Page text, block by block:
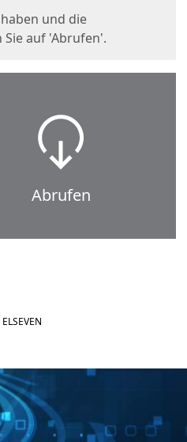
und die
auf 'Abrufen'.
Abrufen